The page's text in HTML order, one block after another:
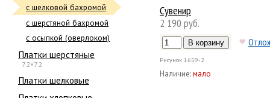
с шелковой бахромой
с шерстяной бахромой
с осыпкой (оверлоком)
Платки шерстяные
72×72
Платки шелковые
Сувенир
2 190 руб.
Рисунок 1659-2
Наличие:мало